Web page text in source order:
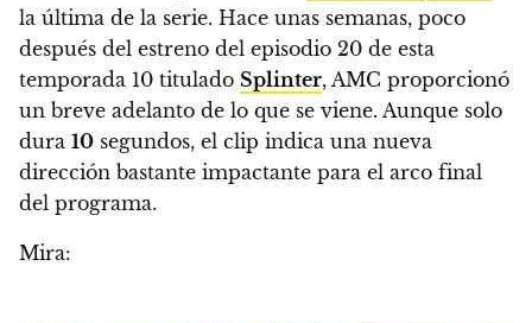
la última de la serie. Hace unas semanas, poco
después del estreno del episodio 20 de esta
temporada 10 titulado Splinter, AMC proporcionó
un breve adelanto de lo que se viene. Aunque solo
dura 10 segundos, el clip indica una nueva
dirección bastante impactante para el arco final
del programa.
Mira: